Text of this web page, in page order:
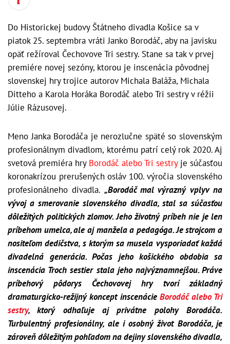
Do Historickej budovy Štátneho divadla Košice sa v
piatok 25. septembra vráti Janko Borodáč, aby na javisku
opäť režíroval Čechovove Tri sestry. Stane sa tak v prvej
premiére novej sezóny, ktorou je inscenácia pôvodnej
slovenskej hry trojice autorov Michala Baláža, Michala
Ditteho a Karola Horáka Borodáč alebo Tri sestry v réžii
Júlie Rázusovej.
Meno Janka Borodáča je nerozlučne späté so slovenským
profesionálnym divadlom, ktorému patrí celý rok 2020. Aj
svetová premiéra hry Borodáč alebo Tri sestryje súčasťou
koronakrízou prerušených osláv 100. výročia slovenského
profesionálneho divadla. „Borodáč mal výrazný vplyv na
vývoj a smerovanie slovenského divadla, stal sa súčasťou
dôležitých politických zlomov. Jeho životný príbeh nie je len
príbehom umelca, ale aj manžela a pedagóga. Je strojcom a
nositeľom dedičstva, s ktorým sa musela vysporiadať každá
divadelná generácia. Počas jeho košického obdobia sa
inscenácia Troch sestier stala jeho najvýznamnejšou. Práve
príbehový pôdorys Čechovovej hry tvorí základný
dramaturgicko-režijný koncept inscenácieBorodáč alebo Tri
sestry, ktorý odhaľuje aj privátne polohy Borodáča.
Turbulentný profesionálny, ale i osobný život Borodáča, je
zároveň dôležitým pohľadom na dejiny slovenského divadla,